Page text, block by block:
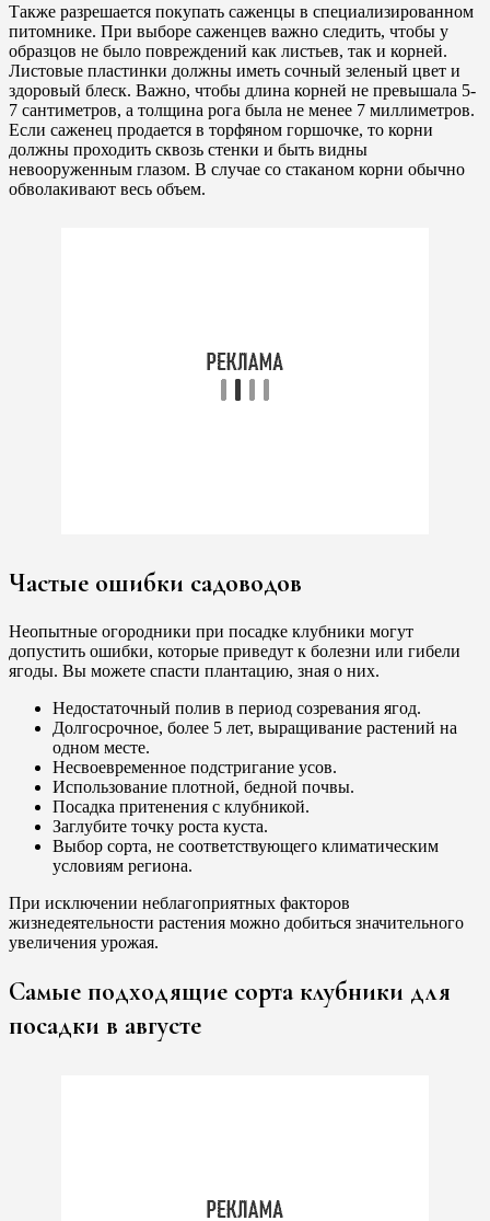
Также разрешается покупать саженцы в специализированном
питомнике. При выборе саженцев важно следить, чтобы у
образцов не было повреждений как листьев, так и корней.
Листовые пластинки должны иметь сочный зеленый цвет и
здоровый блеск. Важно, чтобы длина корней не превышала 5-
7 сантиметров, а толщина рога была не менее 7 миллиметров.
Если саженец продается в торфяном горшочке, то корни
должны проходить сквозь стенки и быть видны
невооруженным глазом. В случае со стаканом корни обычно
обволакивают весь объем.
Частые ошибки садоводов
Неопытные огородники при посадке клубники могут
допустить ошибки, которые приведут к болезни или гибели
ягоды. Вы можете спасти плантацию, зная о них.
Недостаточный полив в период созревания ягод.
Долгосрочное, более 5 лет, выращивание растений на
одном месте.
Несвоевременное подстригание усов.
Использование плотной, бедной почвы.
Посадка притенения с клубникой.
Заглубите точку роста куста.
Выбор сорта, не соответствующего климатическим
условиям региона.
При исключении неблагоприятных факторов
жизнедеятельности растения можно добиться значительного
увеличения урожая.
Самые подходящие сорта клубники для
посадки в августе